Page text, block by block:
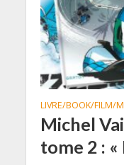
LIVRE/BOOK/FILM/
Michel
tome 2 : «